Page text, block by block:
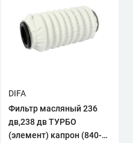
DIFA
Фильтр масляный 236
дв,238 дв ТУРБО
(элемент) капрон (840-